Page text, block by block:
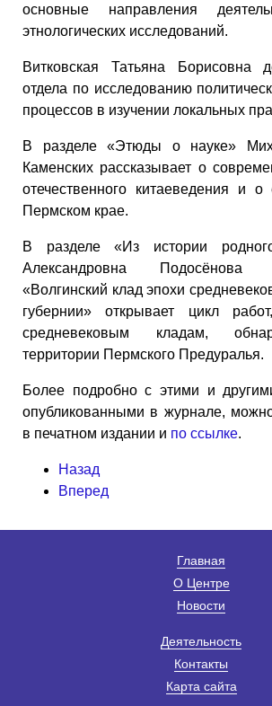
основные направления
этнологических исследований.
Витковская Татьяна Борисовна
отдела по исследованию
процессов в изучении локальных
В разделе «Этюды о науке»
Каменских рассказывает о
отечественного китаеведения и о
Пермском крае.
В разделе «Из истории
Александровна Подосёнова
«Волгинский клад эпохи
губернии» открывает цикл
средневековым кладам,
территории Пермского Предуралья.
Более подробно с этими и
опубликованными в журнале,
в печатном издании и по ссылке.
Назад
Вперед
Главная
О Центре
Новости
Деятельность
Контакты
Карта сайта